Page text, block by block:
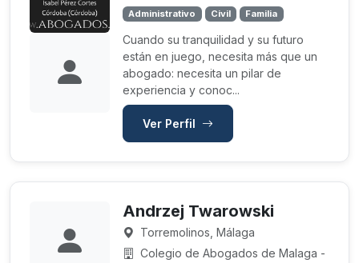
Administrativo Civil Familia
Cuando su tranquilidad y su futuro
están en juego, necesita más que un
abogado: necesita un pilar de
experiencia y conoc...
Ver Perfil
Andrzej Twarowski
Torremolinos, Málaga
Colegio de Abogados de Malaga -